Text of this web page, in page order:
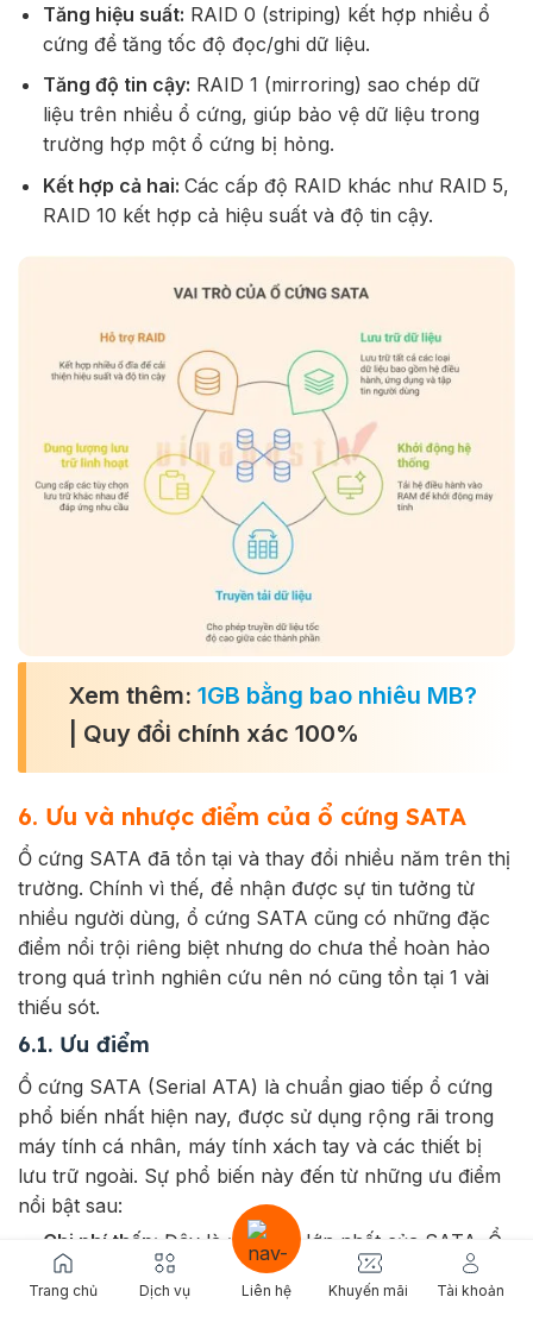
Tăng hiệu suất: RAID 0 (striping) kết hợp nhiều ổ
cứng để tăng tốc độ đọc/ghi dữ liệu.
Tăng độ tin cậy: RAID 1 (mirroring) sao chép dữ
liệu trên nhiều ổ cứng, giúp bảo vệ dữ liệu trong
trường hợp một ổ cứng bị hỏng.
Kết hợp cả hai: Các cấp độ RAID khác như RAID 5,
RAID 10 kết hợp cả hiệu suất và độ tin cậy.
Xem thêm: 1GB bằng bao nhiêu MB?
| Quy đổi chính xác 100%
6. Ưu và nhược điểm của ổ cứng SATA
Ổ cứng SATA đã tồn tại và thay đổi nhiều năm trên thị
trường. Chính vì thế, để nhận được sự tin tưởng từ
nhiều người dùng, ổ cứng SATA cũng có những đặc
điểm nổi trội riêng biệt nhưng do chưa thể hoàn hảo
trong quá trình nghiên cứu nên nó cũng tồn tại 1 vài
thiếu sót.
6.1. Ưu điểm
Ổ cứng SATA (Serial ATA) là chuẩn giao tiếp ổ cứng
phổ biến nhất hiện nay, được sử dụng rộng rãi trong
máy tính cá nhân, máy tính xách tay và các thiết bị
lưu trữ ngoài. Sự phổ biến này đến từ những ưu điểm
nổi bật sau:
Chi phí thấp: Đây là ưu điểm lớn nhất của SATA. Ổ
cứng SATA thường có giá thành thấp hơn đáng kể
so với các loại ổ cứng khác, đặc biệt là SAS, khiến
Trang chủ Dịch vụ Liên hệ Khuyến mãi Tài khoản